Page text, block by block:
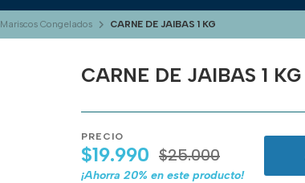
Mariscos Congelados CARNE DE JAIBAS 1 KG
CARNE DE JAIBAS 1 KG
PRECIO
$19.990 $25.000
¡Ahorra 20% en este producto!